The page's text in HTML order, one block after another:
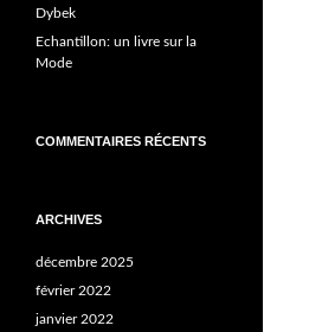
Dybek
Echantillon: un livre sur la
Mode
COMMENTAIRES RÉCENTS
ARCHIVES
décembre 2025
février 2022
janvier 2022